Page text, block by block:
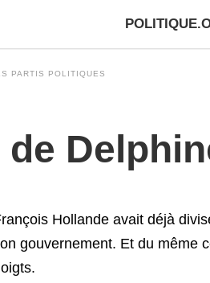
PARTIS POLITIQUES
Hollande avait déjà
gouvernement. Et du même